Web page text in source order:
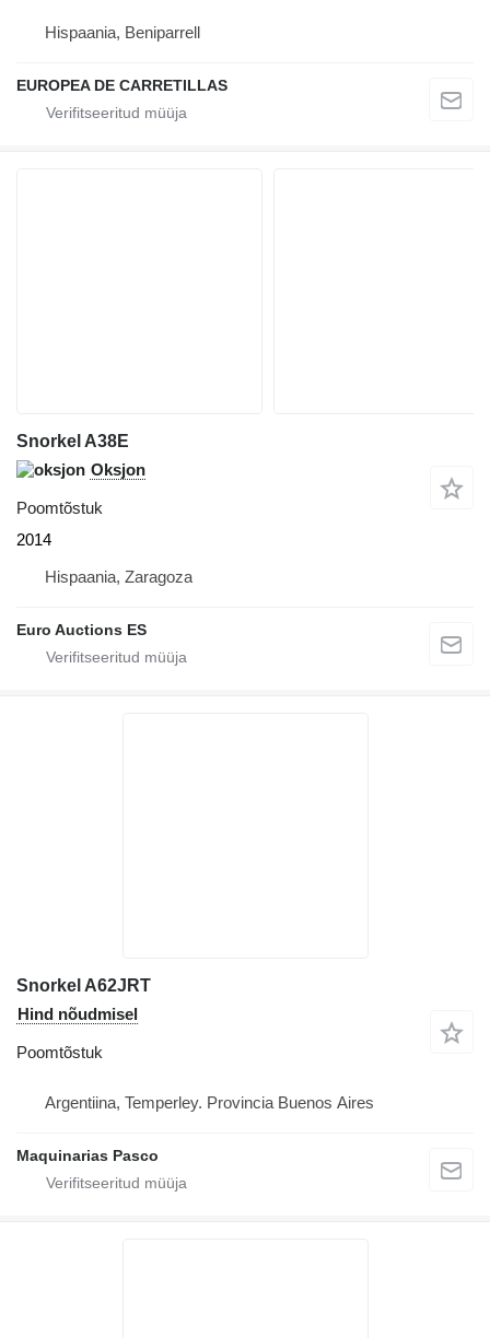
Hispaania, Beniparrell
EUROPEA DE CARRETILLAS
Snorkel A38E
Oksjon
Poomtõstuk
2014
Hispaania, Zaragoza
Euro Auctions ES
Snorkel A62JRT
Hind nõudmisel
Poomtõstuk
Argentiina, Temperley. Provincia Buenos Aires
Maquinarias Pasco